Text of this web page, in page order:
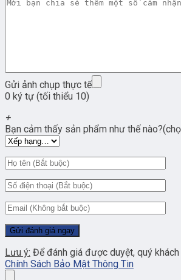
Gửi ảnh chụp thực tế
0 ký tự (tối thiểu 10)
+
Bạn cảm thấy sản phẩm như thế
Lưu ý: Để đánh giá được duyệt, quý
Chính Sách Bảo Mật Thông Tin